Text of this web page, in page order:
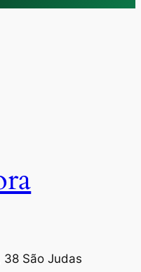
38 São Judas